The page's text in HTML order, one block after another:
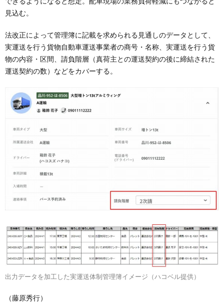
見込む。
法改正によって管理簿に記載を求められる見通しのデータとして、
実運送を行う貨物自動車運送事業者の商号・名称、実運送を行う貨
物の内容・区間、請負階層（真荷主との運送契約の後に締結された
運送契約の数）などをカバーする。
出力データを加工した実運送体制管理簿イメージ（ハコベル提供）
（藤原秀行）